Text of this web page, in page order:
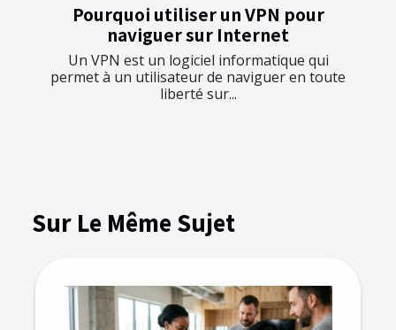
Pourquoi utiliser un VPN pour
naviguer sur Internet
Un VPN est un logiciel informatique qui
permet à un utilisateur de naviguer en toute
liberté sur...
Sur Le Même Sujet